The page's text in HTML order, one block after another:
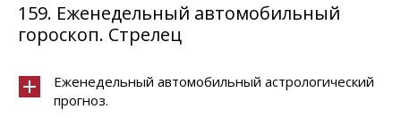
159. Еженедельный автомобильный
гороскоп. Стрелец
Еженедельный автомобильный астрологический
прогноз.